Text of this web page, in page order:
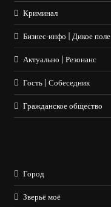
Криминал
Бизнес-инфо | Дикое поле
Актуально | Резонанс
Гость | Собеседник
Гражданское общество
Город
Зверьё моё